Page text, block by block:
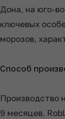
Дона, на юго-
ключевых
морозов,
Способ
Производство
9 месяцев.